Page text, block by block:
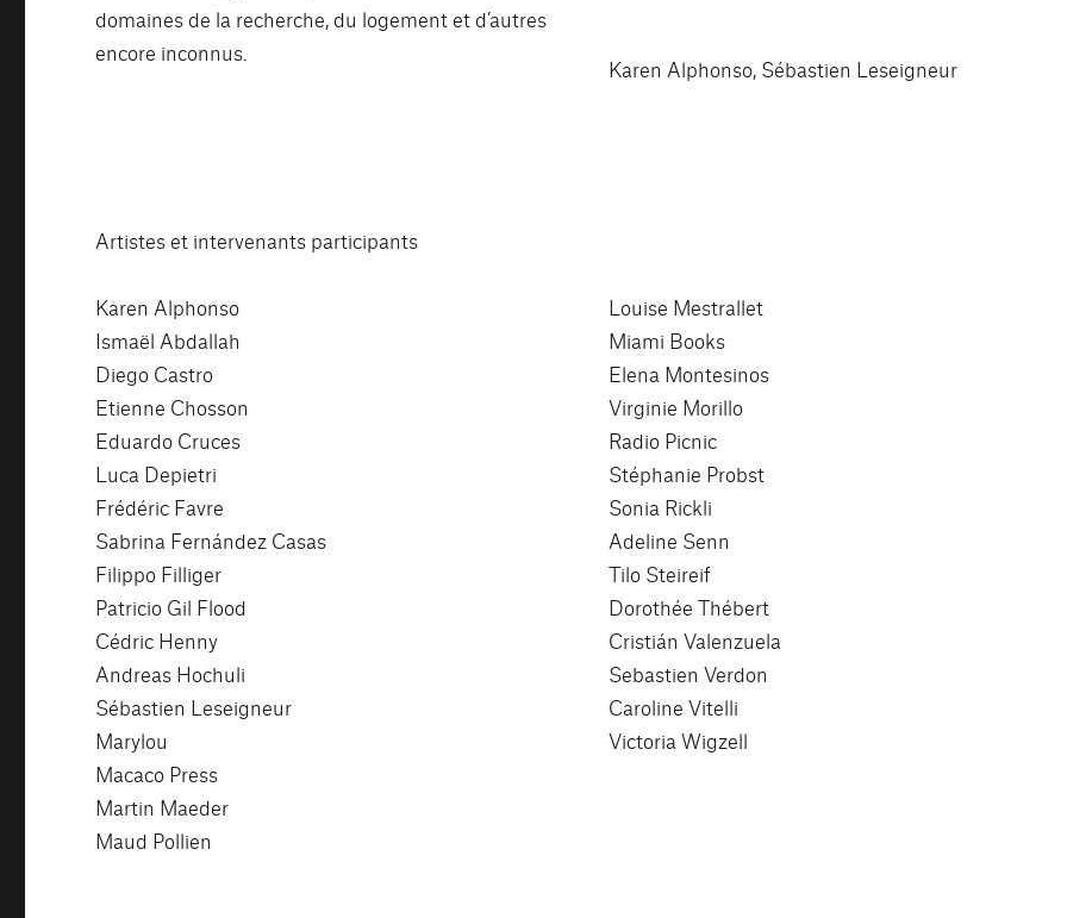
domaines de la recherche, du logement et d’autres
encore inconnus.
Karen Alphonso, Sébastien Leseigneur
Artistes et intervenants participants
Karen Alphonso
Ismaël Abdallah
Diego Castro
Etienne Chosson
Eduardo Cruces
Luca Depietri
Frédéric Favre
Sabrina Fernández Casas
Filippo Filliger
Patricio Gil Flood
Cédric Henny
Andreas Hochuli
Sébastien Leseigneur
Marylou
Macaco Press
Martin Maeder
Maud Pollien
Louise Mestrallet
Miami Books
Elena Montesinos
Virginie Morillo
Radio Picnic
Stéphanie Probst
Sonia Rickli
Adeline Senn
Tilo Steireif
Dorothée Thébert
Cristián Valenzuela
Sebastien Verdon
Caroline Vitelli
Victoria Wigzell